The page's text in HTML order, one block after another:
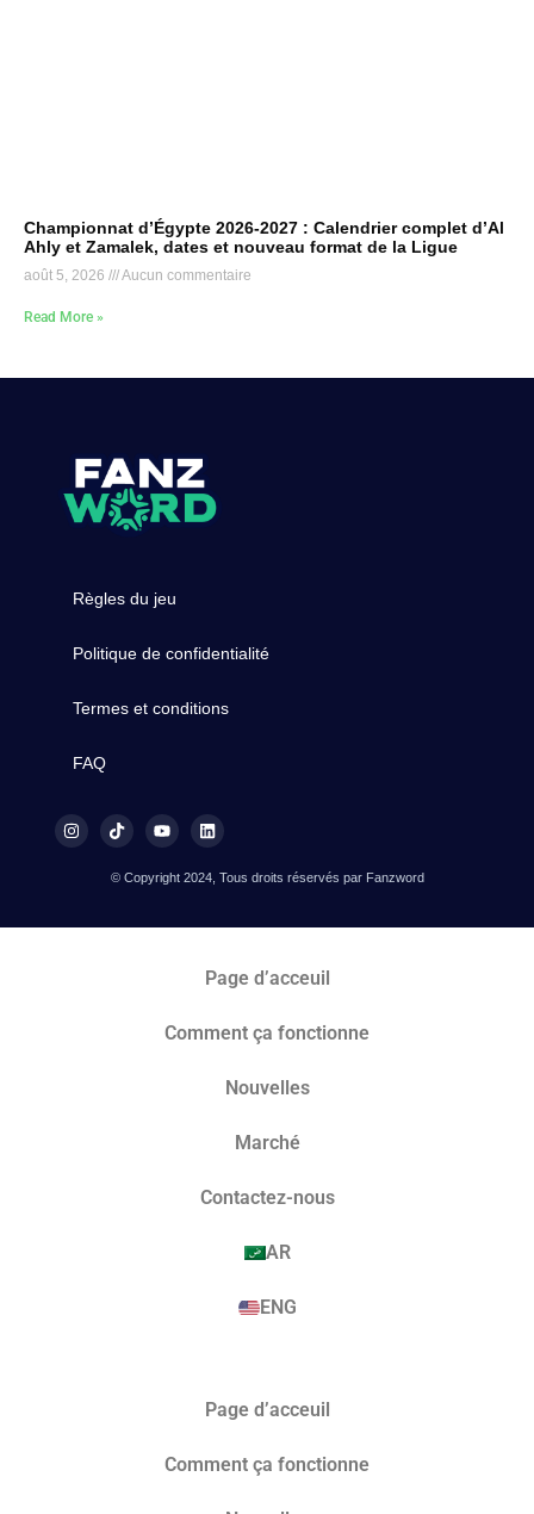
Championnat d’Égypte 2026-2027 : Calendrier complet d’Al
Ahly et Zamalek, dates et nouveau format de la Ligue
août 5, 2026 Aucun commentaire
Read More »
Règles du jeu
Politique de confidentialité
Termes et conditions
FAQ
© Copyright 2024, Tous droits réservés par Fanzword
Page d’acceuil
Comment ça fonctionne
Nouvelles
Marché​
Contactez-nous
AR
ENG
Page d’acceuil
Comment ça fonctionne